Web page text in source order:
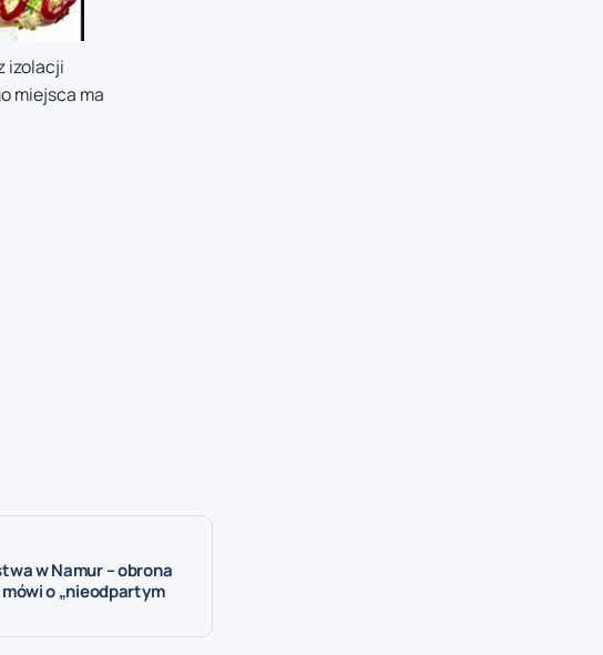
izolacji
miejsca ma
w Namur – obrona
o „nieodpartym